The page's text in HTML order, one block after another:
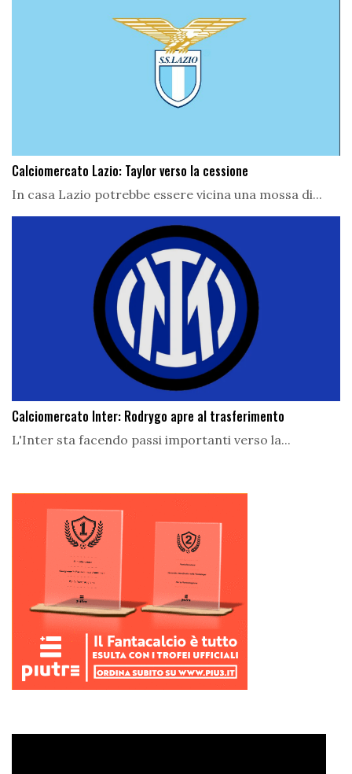
Calciomercato Lazio: Taylor verso la cessione
In casa Lazio potrebbe essere vicina una mossa di...
Calciomercato Inter: Rodrygo apre al trasferimento
L'Inter sta facendo passi importanti verso la...